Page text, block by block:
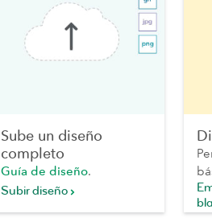
Sube un diseño
completo
Guía de diseño.
Subir diseño